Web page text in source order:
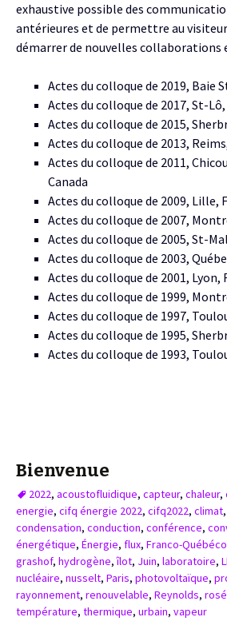
exhaustive possible des
antérieures et de permettre au
démarrer de nouvelles collaborations
Actes du colloque de 2019, Baie
Actes du colloque de 2017, St-
Actes du colloque de 2015,
Actes du colloque de 2013,
Actes du colloque de 2011,
Canada
Actes du colloque de 2009, Lille,
Actes du colloque de 2007,
Actes du colloque de 2005, St-
Actes du colloque de 2003,
Actes du colloque de 2001, Lyon,
Actes du colloque de 1999,
Actes du colloque de 1997,
Actes du colloque de 1995,
Actes du colloque de 1993,
Bienvenue
2022, acoustofluidique, capteur, chaleur,
energie, cifq énergie 2022, cifq2022, climat,
condensation, conduction, conférence,
énergétique, Énergie, flux, Franco-
grashof, hydrogène,îlot, Juin, laboratoire,
nucléaire, nusselt, Paris, photovoltaïque,
rayonnement, renouvelable, Reynolds,
température, thermique, urbain, vapeur